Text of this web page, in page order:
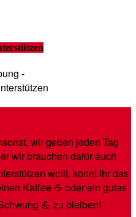
-
wir geben jeden Tag
wir brauchen dafür auch
wollt, könnt Ihr das
Kaffee ☕️ oder ein gutes
💪 zu bleiben!